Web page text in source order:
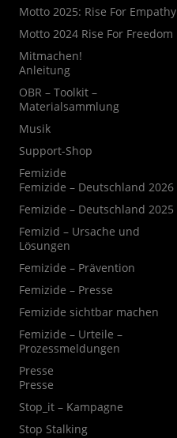
Motto 2025: Rise For Empathy
Motto 2024 Rise For Freedom
Mitmachen!
Anleitung
OBR – Toolkit –
Materialsammlung
Musik
Support-Shop
Femizide
Femizide – Deutschland 2026
Femizide – Deutschland 2025
Femizid – Ursache und
Lösungen
Femizide – Prävention
Femizide – Presse
Femizide sichtbar machen
Femizide – Urteile –
Prozessmeldungen
Presse
Presse
Stop_it – Kampagne
Stop Stalking